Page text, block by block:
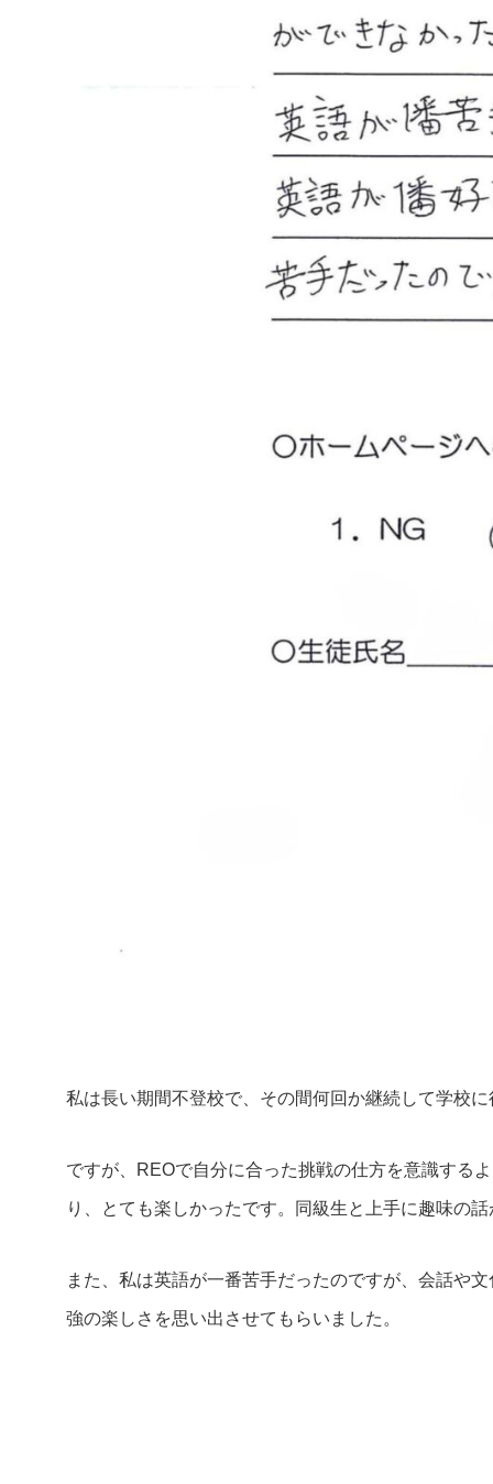
私は長い期間不登校で、その間何回か継続して学校
ですが、REOで自分に合った挑戦の仕方を意識する
り、とても楽しかったです。同級生と上手に趣味の
また、私は英語が一番苦手だったのですが、会話や
強の楽しさを思い出させてもらいました。